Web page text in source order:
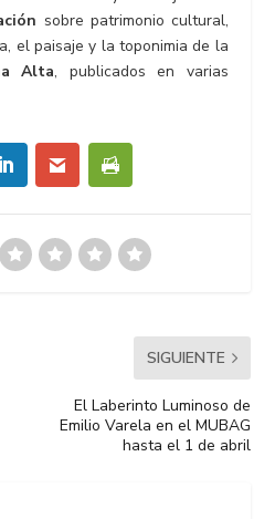
sobre patrimonio cultural,
el paisaje y la toponimia de la
Alta, publicados en varias
SIGUIENTE
El Laberinto Luminoso de
Emilio Varela en el MUBAG
hasta el 1 de abril